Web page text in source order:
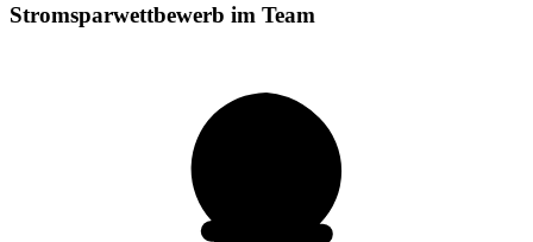
Stromsparwettbewerb im Team